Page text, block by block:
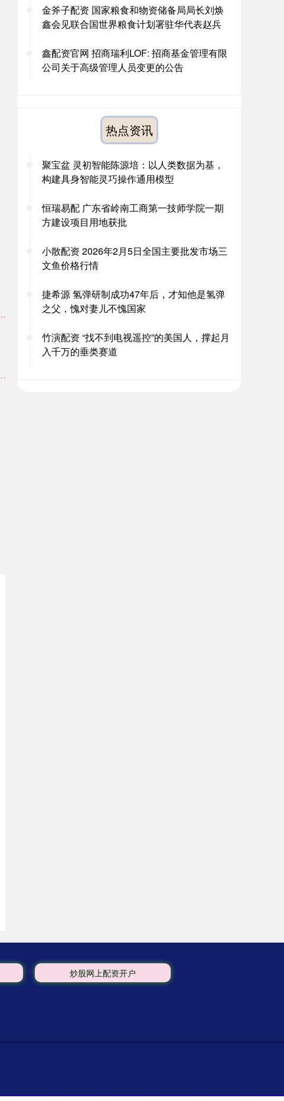
金斧子配资 国家粮食和物资储备局局长刘焕
鑫会见联合国世界粮食计划署驻华代表赵兵
鑫配资官网 招商瑞利LOF: 招商基金管理有限
公司关于高级管理人员变更的公告
热点资讯
聚宝盆 灵初智能陈源培：以人类数据为基，
构建具身智能灵巧操作通用模型
恒瑞易配 广东省岭南工商第一技师学院一期
方建设项目用地获批
小散配资 2026年2月5日全国主要批发市场三
文鱼价格行情
捷希源 氢弹研制成功47年后，才知他是氢弹
之父，愧对妻儿不愧国家
竹演配资 “找不到电视遥控”的美国人，撑起月
入千万的垂类赛道
炒股网上配资开户